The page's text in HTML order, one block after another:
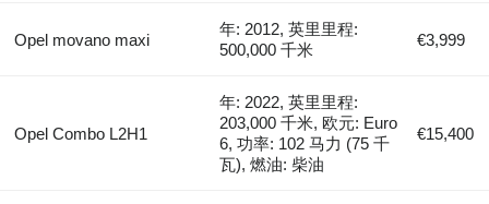
Opel movano maxi
年: 2012, 英里里程:
500,000 千米
€3,999
Opel Combo L2H1
年: 2022, 英里里程:
203,000 千米, 欧元: Euro
6, 功率: 102 马力 (75 千
瓦), 燃油: 柴油
€15,400